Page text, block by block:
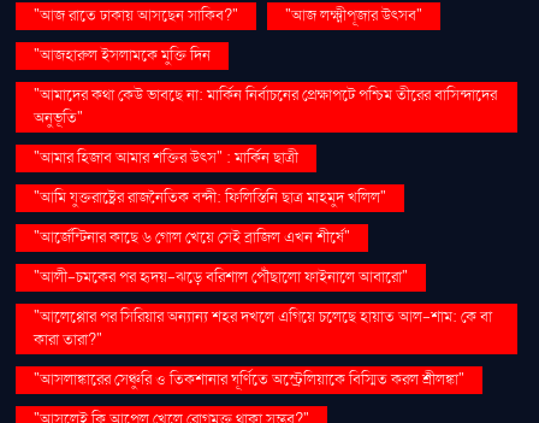
"আজ রাতে ঢাকায় আসছেন সাকিব?"
"আজ লক্ষ্মীপূজার উৎসব"
"আজহারুল ইসলামকে মুক্তি দিন
"আমাদের কথা কেউ ভাবছে না: মার্কিন নির্বাচনের প্রেক্ষাপটে পশ্চিম তীরের বাসিন্দাদের
অনুভূতি"
"আমার হিজাব আমার শক্তির উৎস" : মার্কিন ছাত্রী
"আমি যুক্তরাষ্ট্রের রাজনৈতিক বন্দী: ফিলিস্তিনি ছাত্র মাহমুদ খলিল"
"আর্জেন্টিনার কাছে ৬ গোল খেয়ে সেই ব্রাজিল এখন শীর্ষে"
"আলী-চমকের পর হৃদয়-ঝড়ে বরিশাল পৌঁছালো ফাইনালে আবারো"
"আলেপ্পোর পর সিরিয়ার অন্যান্য শহর দখলে এগিয়ে চলেছে হায়াত আল-শাম: কে বা
কারা তারা?"
"আসলাঙ্কারের সেঞ্চুরি ও তিকশানার ঘূর্ণিতে অস্ট্রেলিয়াকে বিস্মিত করল শ্রীলঙ্কা"